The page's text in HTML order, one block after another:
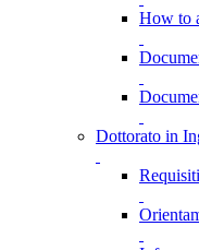
How to
Dottorato in